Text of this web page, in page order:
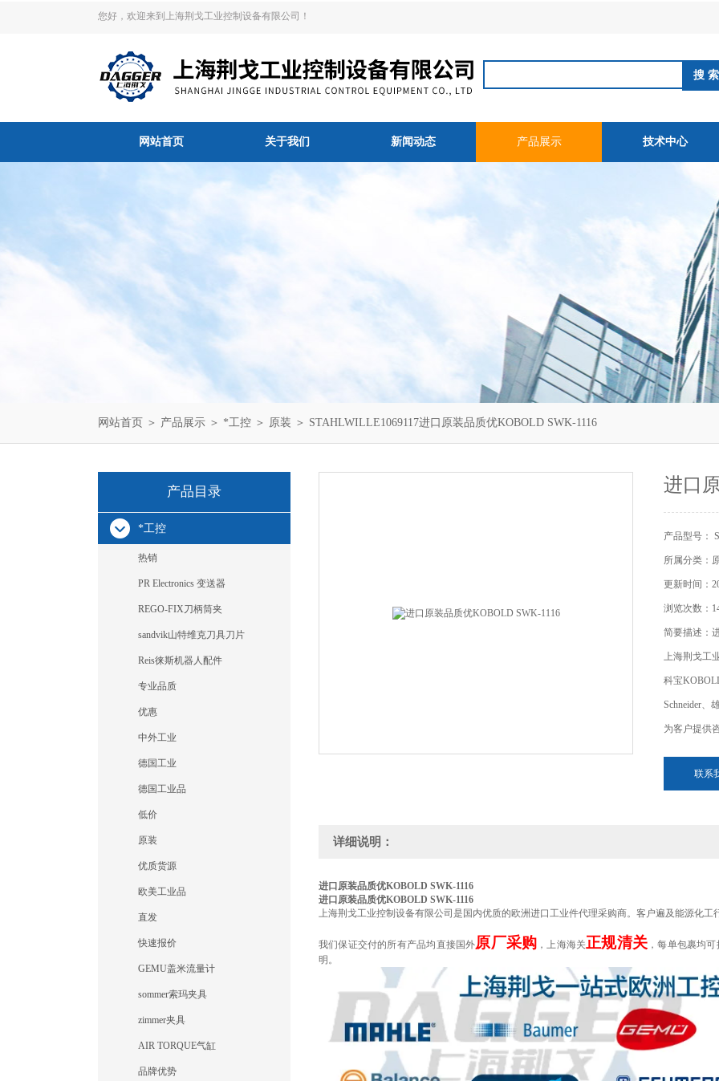
您好，欢迎来到上海荆戈工业控制设备有限公司！
网站首页 关于我们 新闻动态 产品展示 技术中心
网站首页 ＞ 产品展示 ＞ *工控 ＞ 原装 ＞ STAHLWILLE1069117进口原装品质优KOBOLD SWK-1116
产品目录
*工控
热销
PR Electronics 变送器
REGO-FIX刀柄筒夹
sandvik山特维克刀具刀片
Reis徕斯机器人配件
专业品质
优惠
中外工业
德国工业
德国工业品
低价
原装
优质货源
欧美工业品
直发
快速报价
GEMU盖米流量计
sommer索玛夹具
zimmer夹具
AIR TORQUE气缸
品牌优势
进口
产品型号：
所属分类：
更新时间：
浏览次数：
简要描述：
上海荆戈工
科宝
Schneider、
为客户提供
联系
详细说明：
进口原装品质优KOBOLD SWK-1116
进口原装品质优KOBOLD SWK-1116
上海荆戈工业控制设备有限公司是国内优质的欧洲进口工业件代理采购商。客户遍及能源化
我们保证交付的所有产品均直接国外原厂采购 ，上海海关正规清关 ，每单包裹均
明。